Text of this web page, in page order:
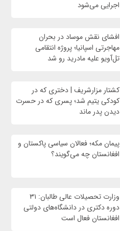
اجرایی می‌شود
افشای نقش موساد در بحران
مهاجرتی اسپانیا؛ پروژه انتقامی
تل‌آویو علیه مادرید رو شد
کشتار مزارشریف | دختری که در
کودکی یتیم شد؛ پسری که در حسرت
دیدن پدر ماند
پیمان مکه؛ فعالان سیاسی پاکستان و
افغانستان چه می‌گویند؟
وزارت تحصیلات عالی طالبان: ۳۱
دوره دکتری در دانشگاه‌های دولتی
افغانستان فعال است